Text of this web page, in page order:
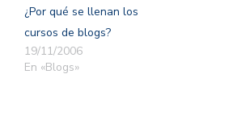
¿Por qué se llenan los
cursos de blogs?
19/11/2006
En «Blogs»